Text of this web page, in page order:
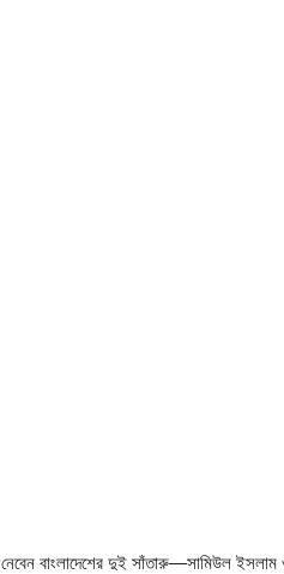
নেবেন বাংলাদেশের দুই সাঁতারু—সামিউল